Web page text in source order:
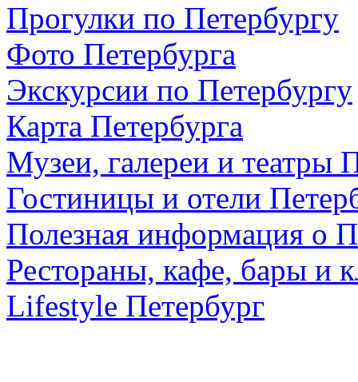
Прогулки по Петербургу
Фото Петербурга
Экскурсии по Петербургу
Карта Петербурга
Музеи, галереи и театры
Гостиницы и отели
Полезная информация о
Рестораны, кафе, бары и
Lifestyle Петербург